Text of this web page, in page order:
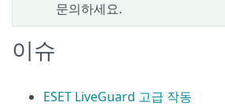
문의하세요.
이슈
ESET LiveGuard 고급 작동